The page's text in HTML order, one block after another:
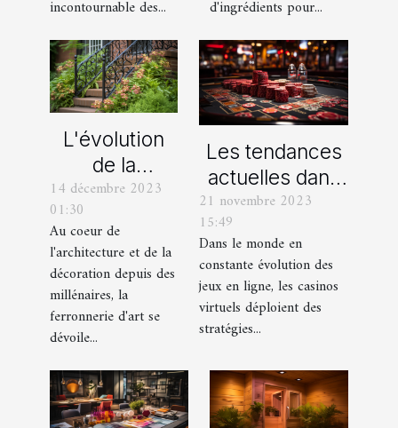
incontournable des...
d'ingrédients pour...
L'évolution
de la
ferronnerie
d'art à travers
les siècles
14 décembre 2023
01:30
Au coeur de
l'architecture et de la
décoration depuis des
millénaires, la
ferronnerie d'art se
dévoile...
Les tendances
actuelles dans
les offres
promotionnelles
des casinos en
ligne
21 novembre 2023
15:49
Dans le monde en
constante évolution des
jeux en ligne, les casinos
virtuels déploient des
stratégies...